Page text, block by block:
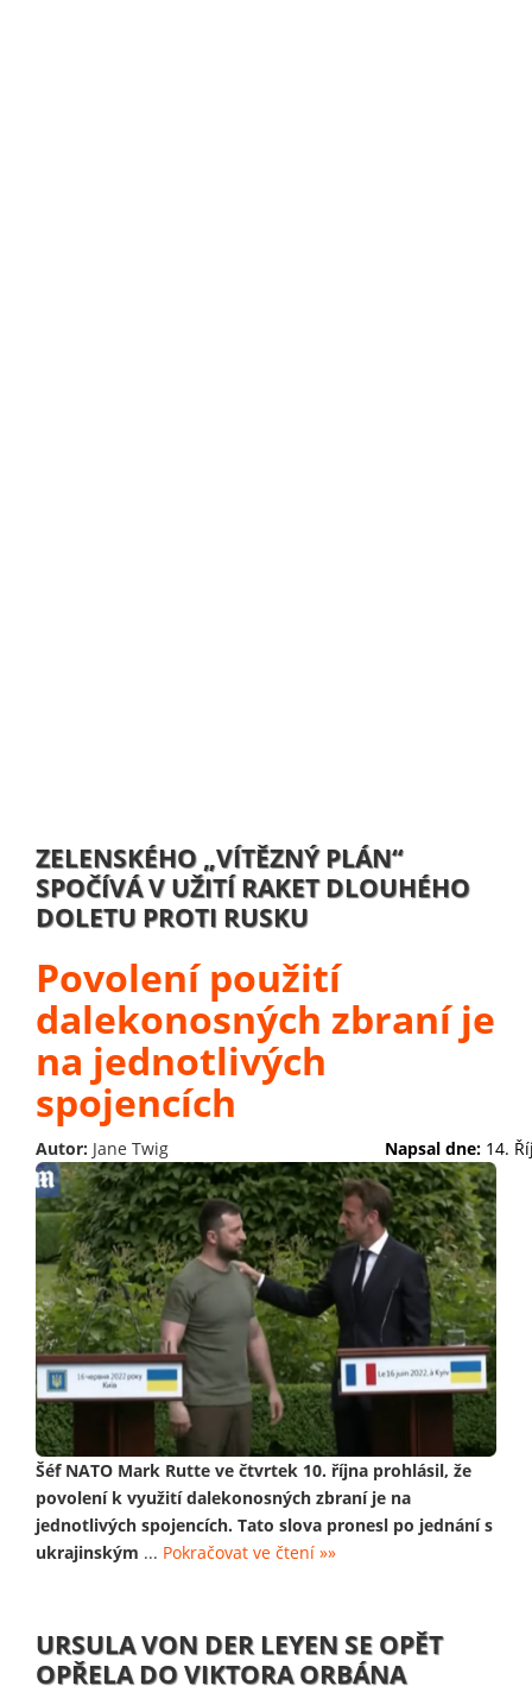
ZELENSKÉHO „VÍTĚZNÝ PLÁN“
SPOČÍVÁ V UŽITÍ RAKET DLOUHÉHO
DOLETU PROTI RUSKU
Povolení použití
dalekonosných zbraní je
na jednotlivých
spojencích
Autor: Jane Twig Napsal dne: 14.
Šéf NATO Mark Rutte ve čtvrtek 10. října prohlásil, že
povolení k využití dalekonosných zbraní je na
jednotlivých spojencích. Tato slova pronesl po jednání s
ukrajinským ... Pokračovat ve čtení »»
URSULA VON DER LEYEN SE OPĚT
OPŘELA DO VIKTORA ORBÁNA